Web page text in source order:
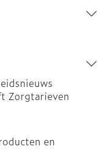
Zorgtarieven
en